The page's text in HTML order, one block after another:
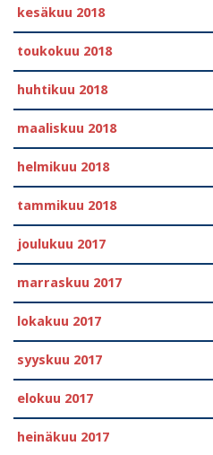
kesäkuu 2018
toukokuu 2018
huhtikuu 2018
maaliskuu 2018
helmikuu 2018
tammikuu 2018
joulukuu 2017
marraskuu 2017
lokakuu 2017
syyskuu 2017
elokuu 2017
heinäkuu 2017